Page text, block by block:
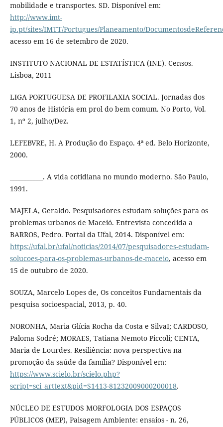
mobilidade e transportes. SD. Disponível em:
http://www.imt-
ip.pt/sites/IMTT/Portugues/Planeamento/
acesso em 16 de setembro de 2020.
INSTITUTO NACIONAL DE ESTATÍSTICA (INE). Censos.
Lisboa, 2011
LIGA PORTUGUESA DE PROFILAXIA SOCIAL. Jornadas dos
70 anos de História em prol do bem comum. No Porto, Vol.
1, nº 2, julho/Dez.
LEFEBVRE, H. A Produção do Espaço. 4ª ed. Belo Horizonte,
2000.
___________. A vida cotidiana no mundo moderno. São Paulo,
1991.
MAJELA, Geraldo. Pesquisadores estudam soluções para os
problemas urbanos de Maceió. Entrevista concedida a
BARROS, Pedro. Portal da Ufal, 2014. Disponível em:
https://ufal.br/ufal/noticias/2014/07/pesquisadores-estudam-
solucoes-para-os-problemas-urbanos-de-maceio, acesso em
15 de outubro de 2020.
SOUZA, Marcelo Lopes de, Os conceitos Fundamentais da
pesquisa socioespacial, 2013, p. 40.
NORONHA, Maria Glícia Rocha da Costa e SilvaI; CARDOSO,
Paloma Sodré; MORAES, Tatiana Nemoto Piccoli; CENTA,
Maria de Lourdes. Resiliência: nova perspectiva na
promoção da saúde da família? Disponível em:
https://www.scielo.br/scielo.php?
script=sci_arttext&pid=S1413-81232009000200018.
NÚCLEO DE ESTUDOS MORFOLOGIA DOS ESPAÇOS
PÚBLICOS (MEP), Paisagem Ambiente: ensaios - n. 26,